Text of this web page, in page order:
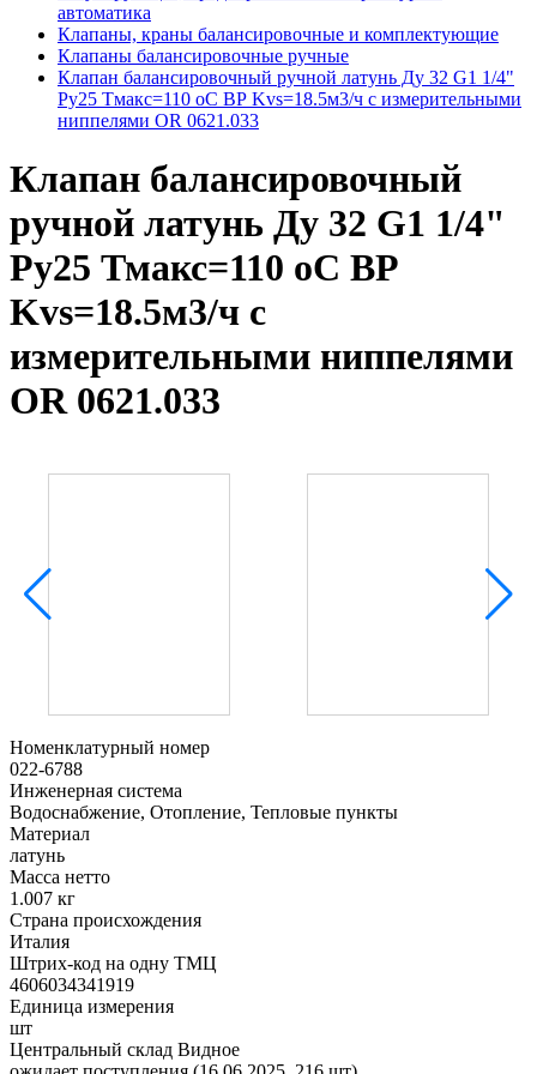
автоматика
Клапаны, краны балансировочные и комплектующие
Клапаны балансировочные ручные
Клапан балансировочный ручной латунь Ду 32 G1 1/4"
Ру25 Тмакс=110 оС ВР Kvs=18.5м3/ч с измерительными
ниппелями OR 0621.033
Клапан балансировочный
ручной латунь Ду 32 G1 1/4"
Ру25 Тмакс=110 оС ВР
Kvs=18.5м3/ч с
измерительными ниппелями
OR 0621.033
Номенклатурный номер
022-6788
Инженерная система
Водоснабжение, Отопление, Тепловые пункты
Материал
латунь
Масса нетто
1.007 кг
Страна происхождения
Италия
Штрих-код на одну ТМЦ
4606034341919
Единица измерения
шт
Центральный склад Видное